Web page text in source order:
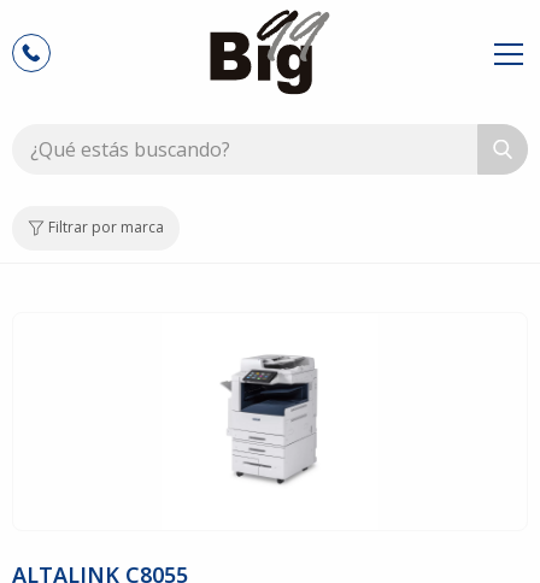
Filtrar por marca
ALTALINK C8055